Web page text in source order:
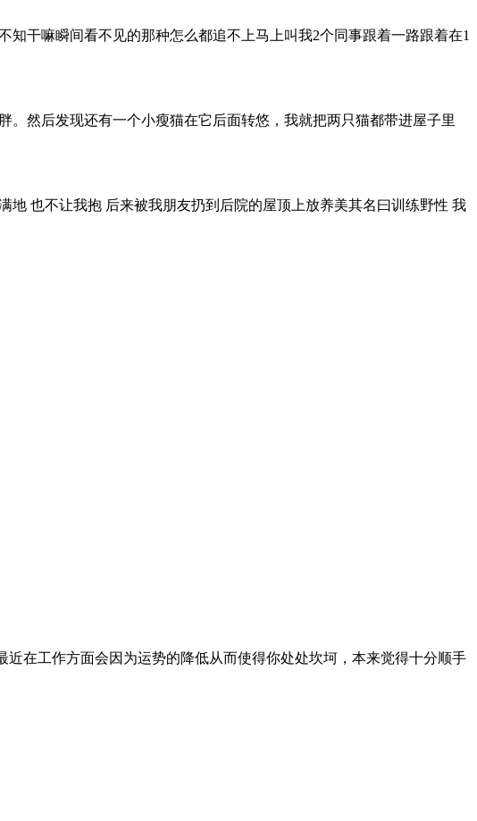
干嘛瞬间看不见的那种怎么都追不上马上叫我2个同事跟着一路跟着在1
然后发现还有一个小瘦猫在它后面转悠，我就把两只猫都带进屋子里
也不让我抱 后来被我朋友扔到后院的屋顶上放养美其名曰训练野性 我
在工作方面会因为运势的降低从而使得你处处坎坷，本来觉得十分顺手